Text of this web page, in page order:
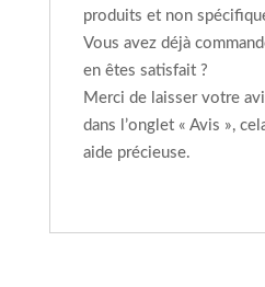
produits et non
Vous avez déjà
en êtes satisfait ?
Merci de laisser votre
dans l’onglet « Avis »,
aide précieuse.